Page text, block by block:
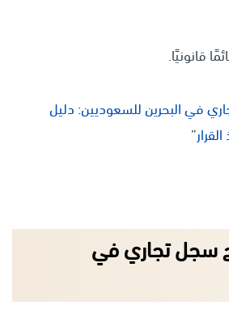
قانونيًا.
في البحرين للسعوديين: دليل
”
سجل تجاري في